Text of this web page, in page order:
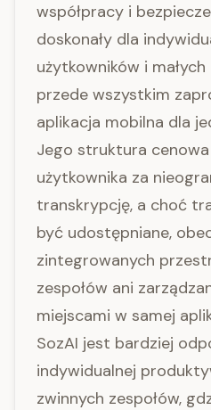
współpracy i
doskonały dla
użytkowników i małych
przede wszystkim
aplikacja mobilna dla
Jego struktura
użytkownika za
transkrypcję, a choć
być udostępniane,
zintegrowanych
zespołów ani
miejscami w samej
SozAI jest bardziej
indywidualnej
zwinnych zespołów,